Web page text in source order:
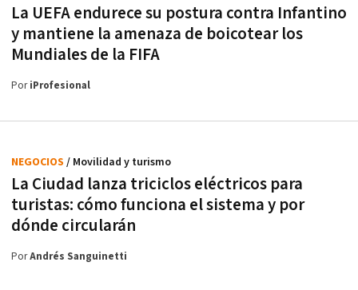
La UEFA endurece su postura contra Infantino
y mantiene la amenaza de boicotear los
Mundiales de la FIFA
PoriProfesional
La Ciudad lanza triciclos eléctricos para
turistas: cómo funciona el sistema y por
dónde circularán
NEGOCIOS / Movilidad y turismo
PorAndrés Sanguinetti